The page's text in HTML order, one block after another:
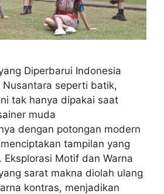
Diperbarui Indonesia
Nusantara seperti batik,
tak hanya dipakai saat
muda
dengan potongan modern
tampilan yang
Eksplorasi Motif dan Warna
sarat makna diolah ulang
kontras, menjadikan